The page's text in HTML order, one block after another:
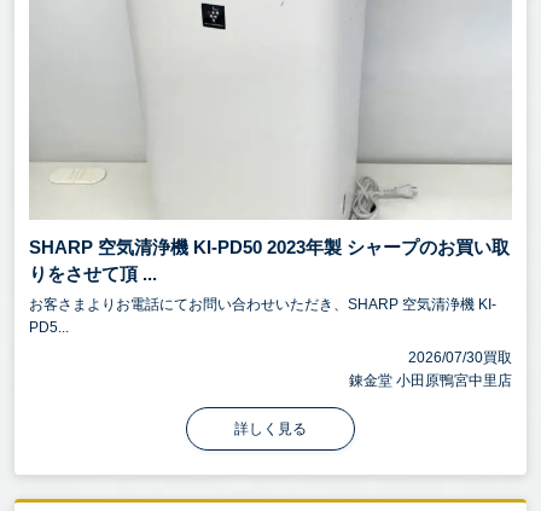
SHARP 空気清浄機 KI-PD50 2023年製 シャープのお買い取
りをさせて頂 ...
お客さまよりお電話にてお問い合わせいただき、SHARP 空気清浄機 KI-
PD5...
2026/07/30買取
錬金堂 小田原鴨宮中里店
詳しく見る